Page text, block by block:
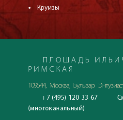
Круизы
ПЛОЩАДЬ
РИМСКАЯ
109544, Москва, Бульвар
+7 (495) 120-33-67
(многоканальный)